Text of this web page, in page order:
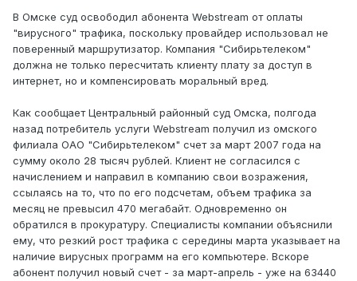
В Омске суд освободил абонента Webstream от оплаты
"вирусного" трафика, поскольку провайдер использовал не
поверенный маршрутизатор. Компания "Сибирьтелеком"
должна не только пересчитать клиенту плату за доступ в
интернет, но и компенсировать моральный вред.
Как сообщает Центральный районный суд Омска, полгода
назад потребитель услуги Webstream получил из омского
филиала ОАО "Сибирьтелеком" счет за март 2007 года на
сумму около 28 тысяч рублей. Клиент не согласился с
начислением и направил в компанию свои возражения,
ссылаясь на то, что по его подсчетам, объем трафика за
месяц не превысил 470 мегабайт. Одновременно он
обратился в прокуратуру. Специалисты компании объяснили
ему, что резкий рост трафика с середины марта указывает на
наличие вирусных программ на его компьютере. Вскоре
абонент получил новый счет - за март-апрель - уже на 63440